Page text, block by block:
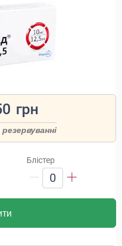
грн
Блістер
0